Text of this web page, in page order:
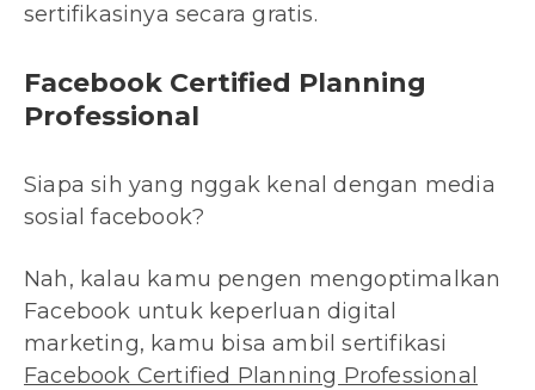
sertifikasinya secara gratis.
Facebook Certified Planning
Professional
Siapa sih yang nggak kenal dengan media
sosial facebook?
Nah, kalau kamu pengen mengoptimalkan
Facebook untuk keperluan digital
marketing, kamu bisa ambil sertifikasi
Facebook Certified Planning Professional